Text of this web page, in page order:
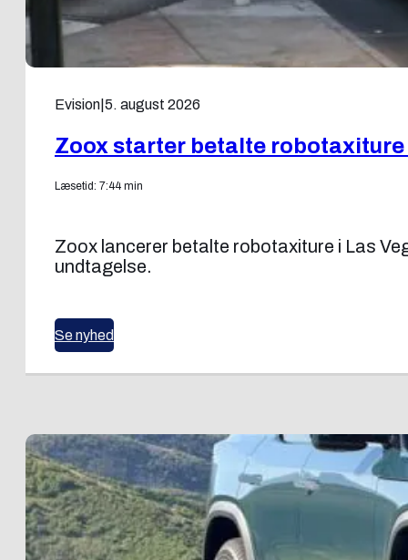
Evision 5. august 2026
Zoox starter betalte robotaxiture
Læsetid: 7:44 min
Zoox lancerer betalte robotaxiture i Las
undtagelse.
Se nyhed